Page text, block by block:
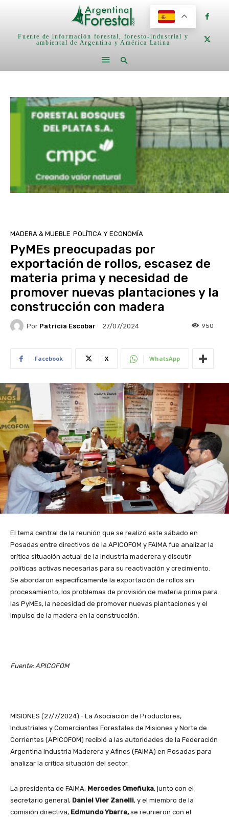
Fuente de información forestal, foresto-industrial y
ambiental de Argentina y América Latina
MADERA & MUEBLE POLÍTICA Y ECONOMÍA
PyMEs preocupadas por
exportación de rollos, escasez de
materia prima y necesidad de
promover nuevas plantaciones y la
construcción con madera
Por Patricia Escobar 27/07/2024 950
Facebook X WhatsApp
El tema central de la reunión que se realizó este sábado en
Posadas entre directivos de la APICOFOM y FAIMA fue analizar la
crítica situación actual de la industria maderera y discutir
políticas activas necesarias para su reactivación y crecimiento.
Se abordaron específicamente la exportación de rollos sin
procesamiento, los problemas de provisión de materia prima para
las PyMEs, la necesidad de promover nuevas plantaciones y el
impulso de la madera en la construcción.
Fuente: APICOFOM
MISIONES (27/7/2024).- La Asociación de Productores,
Industriales y Comerciantes Forestales de Misiones y Norte de
Corrientes (APICOFOM) recibió a las autoridades de la Federación
Argentina Industria Maderera y Afines (FAIMA) en Posadas para
analizar la crítica situación del sector.
La presidenta de FAIMA, Mercedes Omeñuka, junto con el
secretario general, Daniel Vier Zanelli, y el miembro de la
comisión directiva, Edmundo Ybarra,se reunieron con el